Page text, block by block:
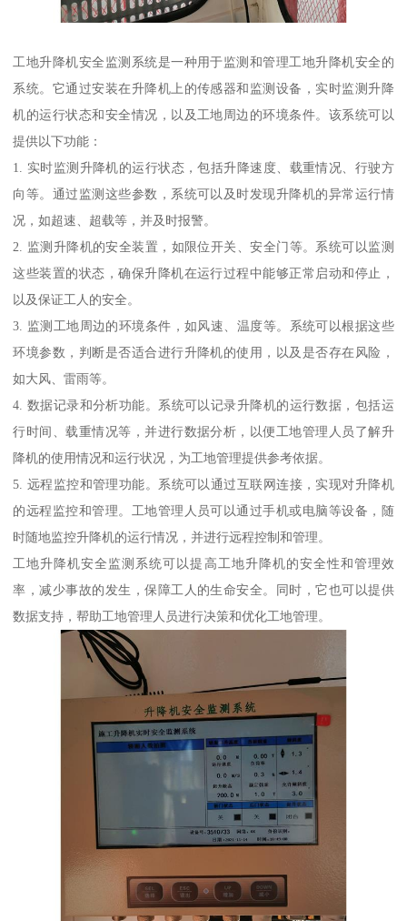
工地升降机安全监测系统是一种用于监测和管理工地升降机安全的
系统。它通过安装在升降机上的传感器和监测设备，实时监测升降
机的运行状态和安全情况，以及工地周边的环境条件。该系统可以
提供以下功能：
1. 实时监测升降机的运行状态，包括升降速度、载重情况、行驶方
向等。通过监测这些参数，系统可以及时发现升降机的异常运行情
况，如超速、超载等，并及时报警。
2. 监测升降机的安全装置，如限位开关、安全门等。系统可以监测
这些装置的状态，确保升降机在运行过程中能够正常启动和停止，
以及保证工人的安全。
3. 监测工地周边的环境条件，如风速、温度等。系统可以根据这些
环境参数，判断是否适合进行升降机的使用，以及是否存在风险，
如大风、雷雨等。
4. 数据记录和分析功能。系统可以记录升降机的运行数据，包括运
行时间、载重情况等，并进行数据分析，以便工地管理人员了解升
降机的使用情况和运行状况，为工地管理提供参考依据。
5. 远程监控和管理功能。系统可以通过互联网连接，实现对升降机
的远程监控和管理。工地管理人员可以通过手机或电脑等设备，随
时随地监控升降机的运行情况，并进行远程控制和管理。
工地升降机安全监测系统可以提高工地升降机的安全性和管理效
率，减少事故的发生，保障工人的生命安全。同时，它也可以提供
数据支持，帮助工地管理人员进行决策和优化工地管理。